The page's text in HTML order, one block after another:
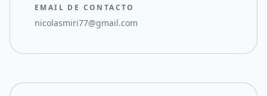
EMAIL DE CONTACTO
nicolasmiri77@gmail.com